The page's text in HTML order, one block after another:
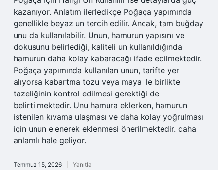
kazanıyor. Anlatım ilerledikçe Poğaça yapımında
genellikle beyaz un tercih edilir. Ancak, tam buğday
unu da kullanılabilir. Unun, hamurun yapısını ve
dokusunu belirlediği, kaliteli un kullanıldığında
hamurun daha kolay kabaracağı ifade edilmektedir.
Poğaça yapımında kullanılan unun, tarifte yer
alıyorsa kabartma tozu veya maya ile birlikte
tazeliğinin kontrol edilmesi gerektiği de
belirtilmektedir. Unu hamura eklerken, hamurun
istenilen kıvama ulaşması ve daha kolay yoğrulması
için unun elenerek eklenmesi önerilmektedir. daha
anlamlı hale geliyor.
Temmuz 15, 2026 Yanıtla